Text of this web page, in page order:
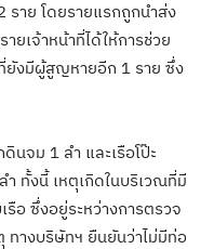
ราย โดยรายแรกถูกนำส่ง
ยเจ้าหน้าที่ได้ให้การช่วย
ยังมีผู้สูญหายอีก 1 ราย ซึ่ง
นจม 1 ลำ และเรือโป๊ะ
ำ ทั้งนี้ เหตุเกิดในบริเวณที่มี
รือ ซึ่งอยู่ระหว่างการตรวจ
ทางบริษัทฯ ยืนยันว่าไม่มีท่อ